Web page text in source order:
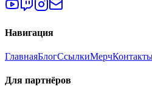
Навигация
ГлавнаяБлогСсылкиМерч
Для партнёров